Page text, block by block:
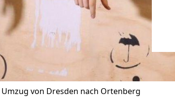
Umzug von Dresden nach Ortenberg